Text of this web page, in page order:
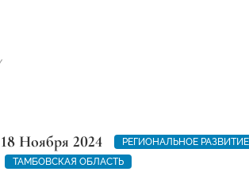
18 Ноября 2024
РЕГИОНАЛЬНОЕ РАЗВИТИЕ
ТАМБОВСКАЯ ОБЛАСТЬ